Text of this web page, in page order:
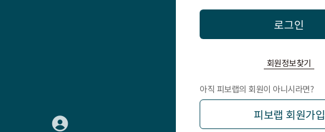
로그인
회원정보찾기
아직 피보랩의 회원이 아니시라면?
피보랩 회원가입